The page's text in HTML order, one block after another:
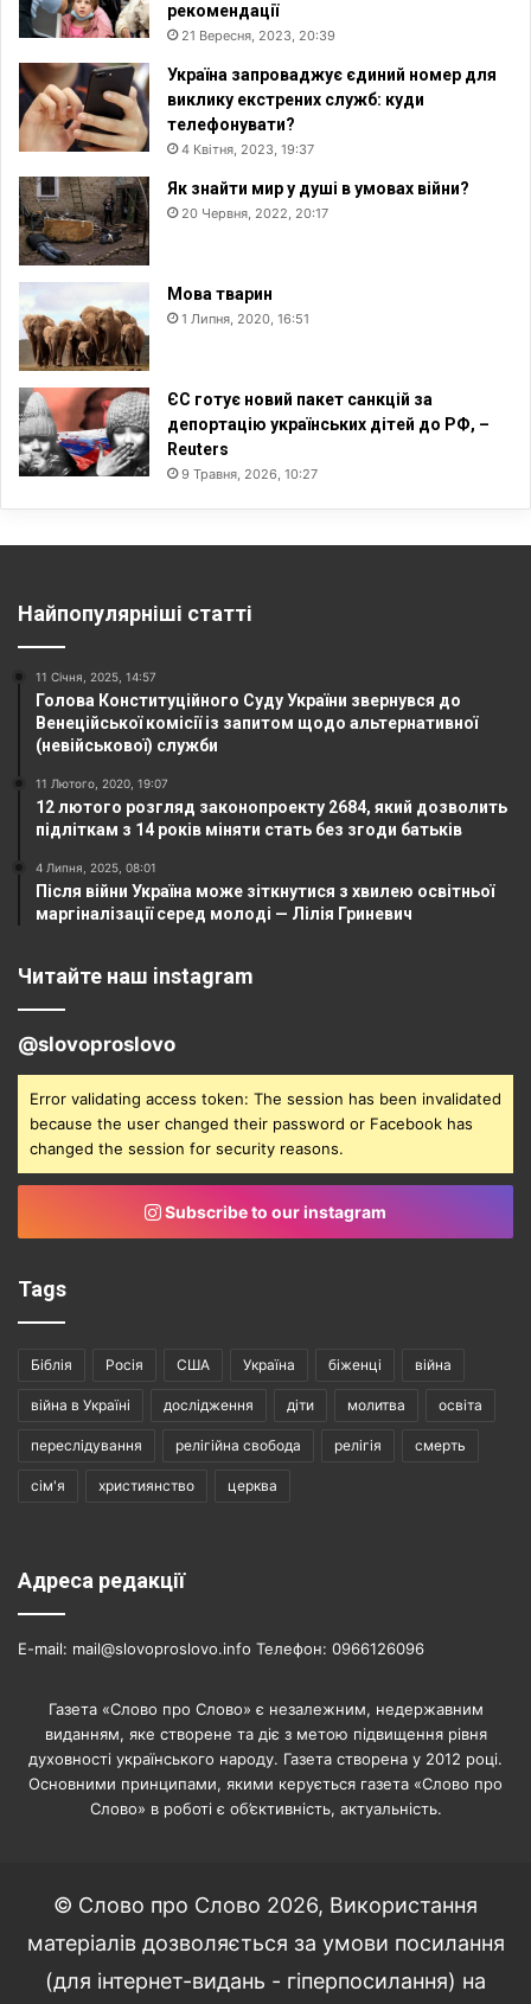
рекомендації
21 Вересня, 2023, 20:39
Україна запроваджує єдиний номер для
виклику екстрених служб: куди
телефонувати?
4 Квітня, 2023, 19:37
Як знайти мир у душі в умовах війни?
20 Червня, 2022, 20:17
Мова тварин
1 Липня, 2020, 16:51
ЄС готує новий пакет санкцій за
депортацію українських дітей до РФ, –
Reuters
9 Травня, 2026, 10:27
Найпопулярніші статті
11 Січня, 2025, 14:57
Голова Конституційного Суду України звернувся до
Венеційської комісії із запитом щодо альтернативної
(невійськової) служби
11 Лютого, 2020, 19:07
12 лютого розгляд законопроекту 2684, який дозволить
підліткам з 14 років міняти стать без згоди батьків
4 Липня, 2025, 08:01
Після війни Україна може зіткнутися з хвилею освітньої
маргіналізації серед молоді — Лілія Гриневич
Читайте наш instagram
@slovoproslovo
Error validating access token: The session has been invalidated
because the user changed their password or Facebook has
changed the session for security reasons.
Subscribe to our instagram
Tags
Біблія Росія США Україна біженці війна
війна в Україні дослідження діти молитва освіта
переслідування релігійна свобода релігія смерть
сім'я християнство церква
Адреса редакції
E-mail: mail@slovoproslovo.info Телефон: 0966126096
Газета «Слово про Слово» є незалежним, недержавним
виданням, яке створене та діє з метою підвищення рівня
духовності українського народу. Газета створена у 2012 році.
Основними принципами, якими керується газета «Слово про
Слово» в роботі є об’єктивність, актуальність.
© Слово про Слово 2026, Використання
матеріалів дозволяється за умови посилання
(для інтернет-видань - гіперпосилання) на